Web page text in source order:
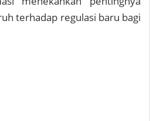
terhadap regulasi baru bagi